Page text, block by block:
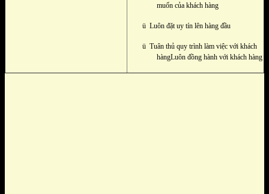
muốn của khách hàng
ü Luôn đặt uy tín lên hàng đầu
ü Tuân thủ quy trình làm việc với khách
hàngLuôn đồng hành với khách hàng